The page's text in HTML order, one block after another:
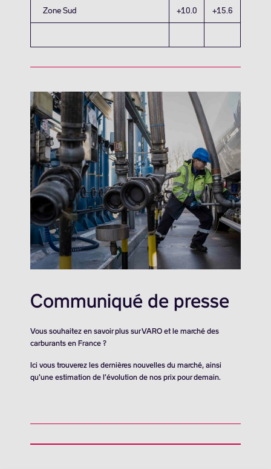
Zone Sud +10.0 +15.6
Communiqué de presse
Vous souhaitez en savoir plus sur VARO et le marché des
carburants en France ?
Ici vous trouverez les dernières nouvelles du marché, ainsi
qu’une estimation de l’évolution de nos prix pour demain.